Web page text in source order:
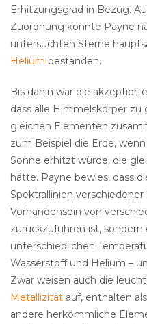
Erhitzungsgrad in Bezug.
Zuordnung konnte Payne
untersuchten Sterne
Helium bestanden.
Bis dahin war die
dass alle Himmelskörper zu
gleichen Elementen
zum Beispiel die Erde,
Sonne erhitzt würde, die
hätte. Payne bewies, dass
Spektrallinien
Vorhandensein von
zurückzuführen ist, sondern
unterschiedlichen
Wasserstoff und Helium –
Zwar weisen auch die
Metallizität auf, enthalten
andere herkömmliche